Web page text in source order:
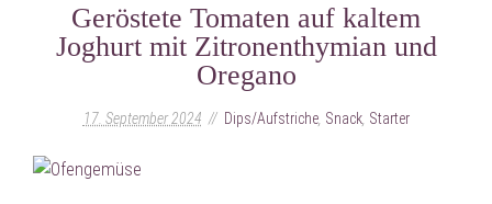
Geröstete Tomaten auf kaltem
Joghurt mit Zitronenthymian und
Oregano
17. September 2024 Dips/Aufstriche, Snack, Starter